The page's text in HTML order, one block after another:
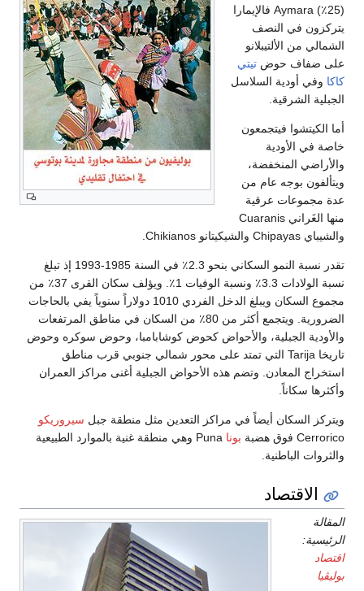
(25٪) Aymara فالإيمارا
يتركزون في النصف
الشمالي من الألتيبلانو
على ضفاف حوض تيتي
كاكاوفي أودية السلاسل
الجبلية الشرقية.
أما الكيتشوا فيتجمعون
خاصة في الأودية
والأراضي المنخفضة،
ويتألفون بوجه عام من
عدة مجموعات عرقية
منها الغَراني Cuaranis
والشيباي Chipayas والشيكيتانو Chikianos.
تقدر نسبة النمو السكاني بنحو 2.3٪ في السنة 1985-1993 إذ تبلغ
نسبة الولادات 3.3٪ ونسبة الوفيات 1٪. ويؤلف سكان القرى 37٪ من
مجموع السكان ويبلغ الدخل الفردي 1010 دولاراً سنوياً يفي بالحاجات
الضرورية. ويتجمع أكثر من 80٪ من السكان في مناطق المرتفعات
والأودية الجبلية، والأحواض كحوض كوشابامبا، وحوض سوكره وحوض
تاريخا Tarija التي تمتد على محور شمالي جنوبي قرب مناطق
استخراج المعادن. وتضم هذه الأحواض الجبلية أغنى مراكز العمران
وأكثرها سكاناً.
ويتركز السكان أيضاً في مراكز التعدين مثل منطقة جبل سيروريكو
Cerrorico فوق هضبة
بونا
Puna وهي منطقة غنية بالموارد الطبيعية
والثروات الباطنية.
الاقتصاد
المقالة
الرئيسية:
اقتصاد
بوليڤيا